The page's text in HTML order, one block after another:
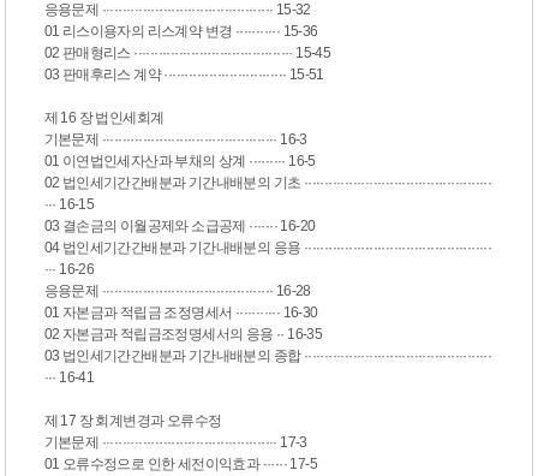
응용문제 ·········································· 15-32
01 리스이용자의 리스계약 변경 ··········· 15-36
02 판매형리스 ······································· 15-45
03 판매후리스 계약 ······························ 15-51
제 16 장 법인세회계
기본문제 ··········································· 16-3
01 이연법인세자산과 부채의 상계 ········· 16-5
02 법인세기간간배분과 기간내배분의 기초 ··············································
··· 16-15
03 결손금의 이월공제와 소급공제 ······· 16-20
04 법인세기간간배분과 기간내배분의 응용 ··············································
··· 16-26
응용문제 ·········································· 16-28
01 자본금과 적립금 조정명세서 ··········· 16-30
02 자본금과 적립금조정명세서의 응용 ·· 16-35
03 법인세기간간배분과 기간내배분의 종합 ··············································
··· 16-41
제 17 장 회계변경과 오류수정
기본문제 ··········································· 17-3
01 오류수정으로 인한 세전이익효과 ······ 17-5